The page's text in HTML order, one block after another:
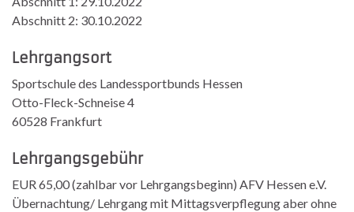
Abschnitt 2: 30.10.2022
Lehrgangsort
Sportschule des Landessportbunds Hessen
Otto-Fleck-Schneise 4
60528 Frankfurt
Lehrgangsgebühr
EUR 65,00 (zahlbar vor Lehrgangsbeginn) AFV Hessen e.V.
Übernachtung/ Lehrgang mit Mittagsverpflegung aber ohne